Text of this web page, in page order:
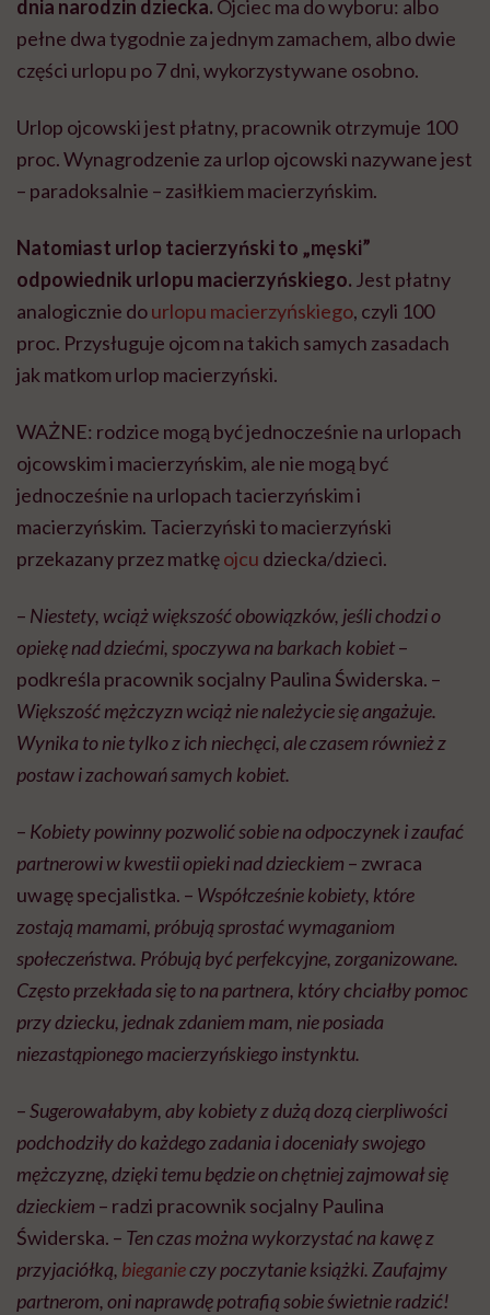
dnia narodzin dziecka. Ojciec ma do wyboru: albo
pełne dwa tygodnie za jednym zamachem, albo dwie
części urlopu po 7 dni, wykorzystywane osobno.
Urlop ojcowski jest płatny, pracownik otrzymuje 100
proc. Wynagrodzenie za urlop ojcowski nazywane jest
– paradoksalnie – zasiłkiem macierzyńskim.
Natomiast urlop tacierzyński to „męski”
odpowiednik urlopu macierzyńskiego. Jest płatny
analogicznie dourlopu macierzyńskiego, czyli 100
proc. Przysługuje ojcom na takich samych zasadach
jak matkom urlop macierzyński.
WAŻNE: rodzice mogą być jednocześnie na urlopach
ojcowskim i macierzyńskim, ale nie mogą być
jednocześnie na urlopach tacierzyńskim i
macierzyńskim. Tacierzyński to macierzyński
przekazany przez matkęojcu dziecka/dzieci.
– Niestety, wciąż większość obowiązków, jeśli chodzi o
opiekę nad dziećmi, spoczywa na barkach kobiet–
podkreśla pracownik socjalny Paulina Świderska. –
Większość mężczyzn wciąż nie należycie się angażuje.
Wynika to nie tylko z ich niechęci, ale czasem również z
postaw i zachowań samych kobiet.
– Kobiety powinny pozwolić sobie na odpoczynek i zaufać
partnerowi w kwestii opieki nad dzieckiem – zwraca
uwagę specjalistka. – Współcześnie kobiety, które
zostają mamami, próbują sprostać wymaganiom
społeczeństwa. Próbują być perfekcyjne, zorganizowane.
Często przekłada się to na partnera, który chciałby pomoc
przy dziecku, jednak zdaniem mam, nie posiada
niezastąpionego macierzyńskiego instynktu.
–Sugerowałabym, aby kobiety z dużą dozą cierpliwości
podchodziły do każdego zadania i doceniały swojego
mężczyznę, dzięki temu będzie on chętniej zajmował się
dzieckiem – radzi pracownik socjalny Paulina
Świderska. – Ten czas można wykorzystać na kawę z
przyjaciółką, bieganieczy poczytanie książki. Zaufajmy
partnerom, oni naprawdę potrafią sobie świetnie radzić!